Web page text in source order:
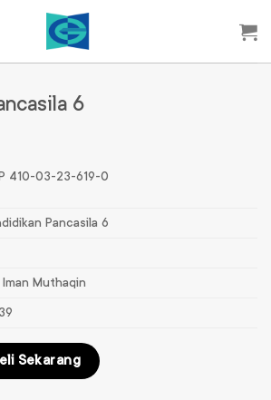
6
410-03-23-619-0
Pancasila 6
Iman Muthaqin
6
Sekarang